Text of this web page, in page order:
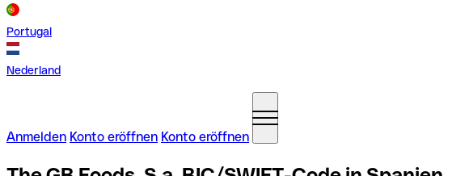
Portugal
Nederland
Anmelden Konto eröffnen Konto eröffnen